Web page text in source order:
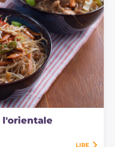
l'orientale
LIRE